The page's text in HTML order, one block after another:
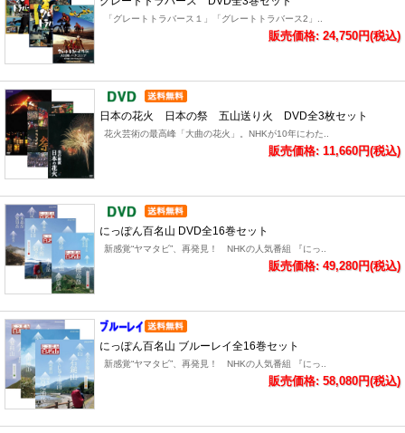
「グレートトラバース１」「グレートトラバース2」..
販売価格: 24,750円(税込)
日本の花火 日本の祭 五山送り火 DVD全3枚セット
花火芸術の最高峰「大曲の花火」。NHKが10年にわた..
販売価格: 11,660円(税込)
にっぽん百名山 DVD全16巻セット
新感覚“ヤマタビ”、再発見！ NHKの人気番組 『にっ..
販売価格: 49,280円(税込)
にっぽん百名山 ブルーレイ全16巻セット
新感覚“ヤマタビ”、再発見！ NHKの人気番組 『にっ..
販売価格: 58,080円(税込)